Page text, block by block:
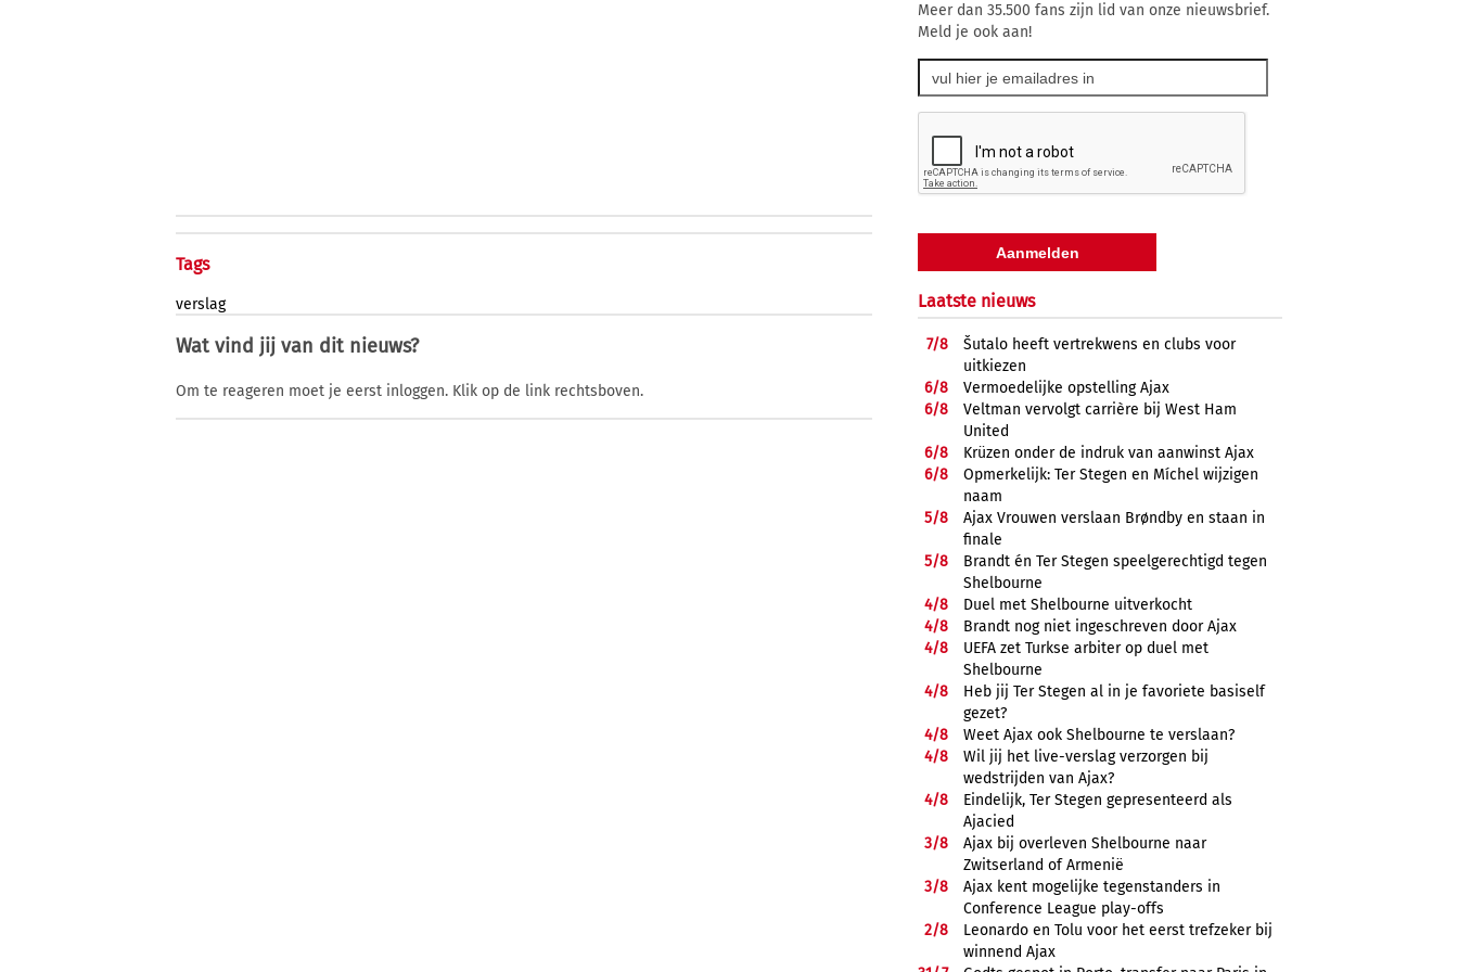
Tags
verslag
Wat vind jij van dit nieuws?
Om te reageren moet je eerst inloggen. Klik op de link rechtsboven.
Meer dan 35.500 fans zijn lid van onze nieuwsbrief.
Meld je ook aan!
Laatste nieuws
7/8
Šutalo heeft vertrekwens en clubs voor
uitkiezen
6/8
Vermoedelijke opstelling Ajax
6/8
Veltman vervolgt carrière bij West Ham
United
6/8
Krüzen onder de indruk van aanwinst Ajax
6/8
Opmerkelijk: Ter Stegen en Míchel wijzigen
naam
5/8
Ajax Vrouwen verslaan Brøndby en staan in
finale
5/8
Brandt én Ter Stegen speelgerechtigd tegen
Shelbourne
4/8
Duel met Shelbourne uitverkocht
4/8
Brandt nog niet ingeschreven door Ajax
4/8
UEFA zet Turkse arbiter op duel met
Shelbourne
4/8
Heb jij Ter Stegen al in je favoriete basiself
gezet?
4/8
Weet Ajax ook Shelbourne te verslaan?
4/8
Wil jij het live-verslag verzorgen bij
wedstrijden van Ajax?
4/8
Eindelijk, Ter Stegen gepresenteerd als
Ajacied
3/8
Ajax bij overleven Shelbourne naar
Zwitserland of Armenië
3/8
Ajax kent mogelijke tegenstanders in
Conference League play-offs
2/8
Leonardo en Tolu voor het eerst trefzeker bij
winnend Ajax